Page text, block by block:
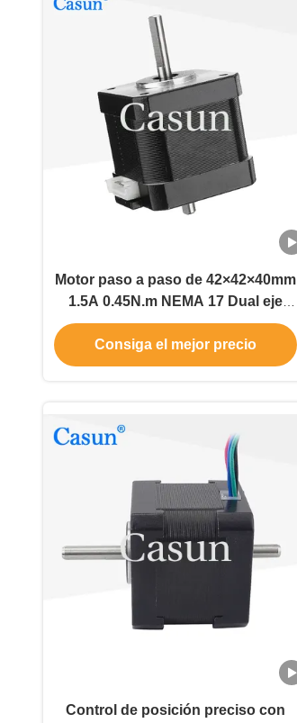
Motor paso a paso de 42×42×40mm
1.5A 0.45N.m NEMA 17 Dual eje
para impresora 3D
Consiga el mejor precio
Control de posición preciso con